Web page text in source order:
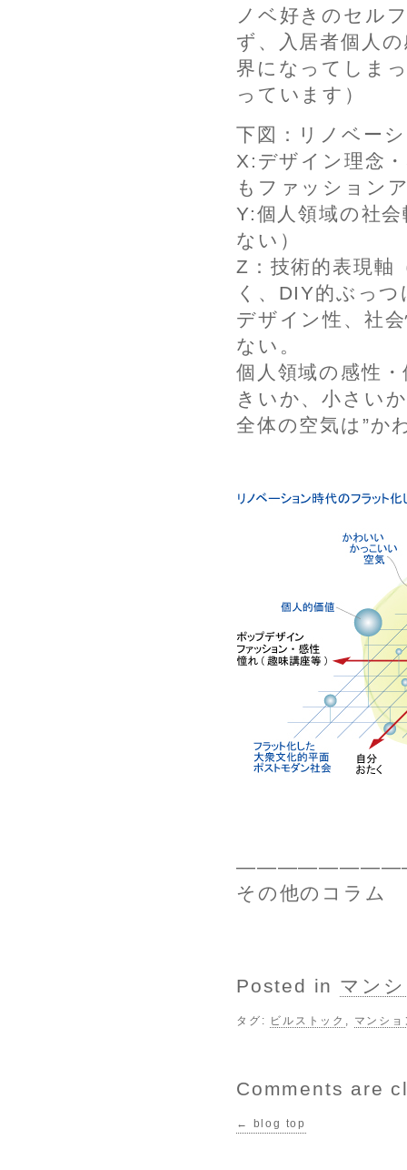
ノベ好きのセル
ず、入居者個人
界になってしま
っています）
下図：リノベー
X:デザイン理念
もファッション
Y:個人領域の社
ない）
Z：技術的表現軸
く、DIY的ぶっ
デザイン性、社
ない。
個人領域の感性
きいか、小さい
全体の空気は”か
その他のコラム
Posted in マン
タグ: ビルストック , マンショ
Comments are
← blog top